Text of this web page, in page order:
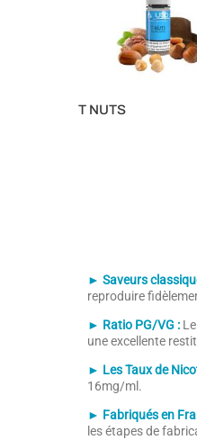
T NUTS
► Saveurs
reproduire
► Ratio PG/VG :
une excellente
► Les Taux de
16mg/ml.
► Fabriqués en
les étapes de